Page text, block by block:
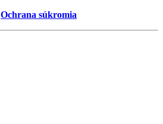
Ochrana súkromia